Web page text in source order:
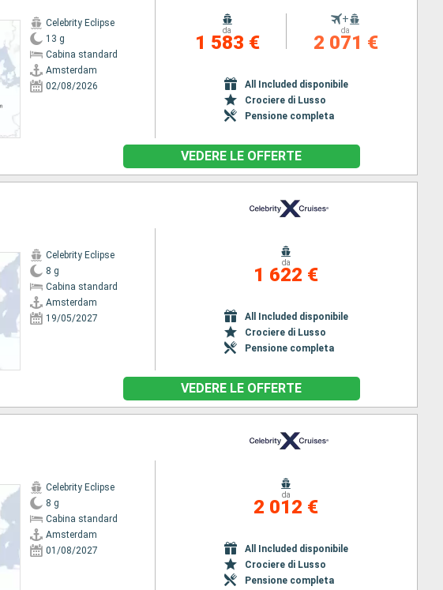
Celebrity Eclipse
13 g
Cabina standard
Amsterdam
02/08/2026
da
1 583 €
+
da
2 071 €
All Included disponibile
Crociere di Lusso
Pensione completa
VEDERE LE OFFERTE
Celebrity Eclipse
8 g
Cabina standard
Amsterdam
19/05/2027
da
1 622 €
All Included disponibile
Crociere di Lusso
Pensione completa
VEDERE LE OFFERTE
Celebrity Eclipse
8 g
Cabina standard
Amsterdam
01/08/2027
da
2 012 €
All Included disponibile
Crociere di Lusso
Pensione completa